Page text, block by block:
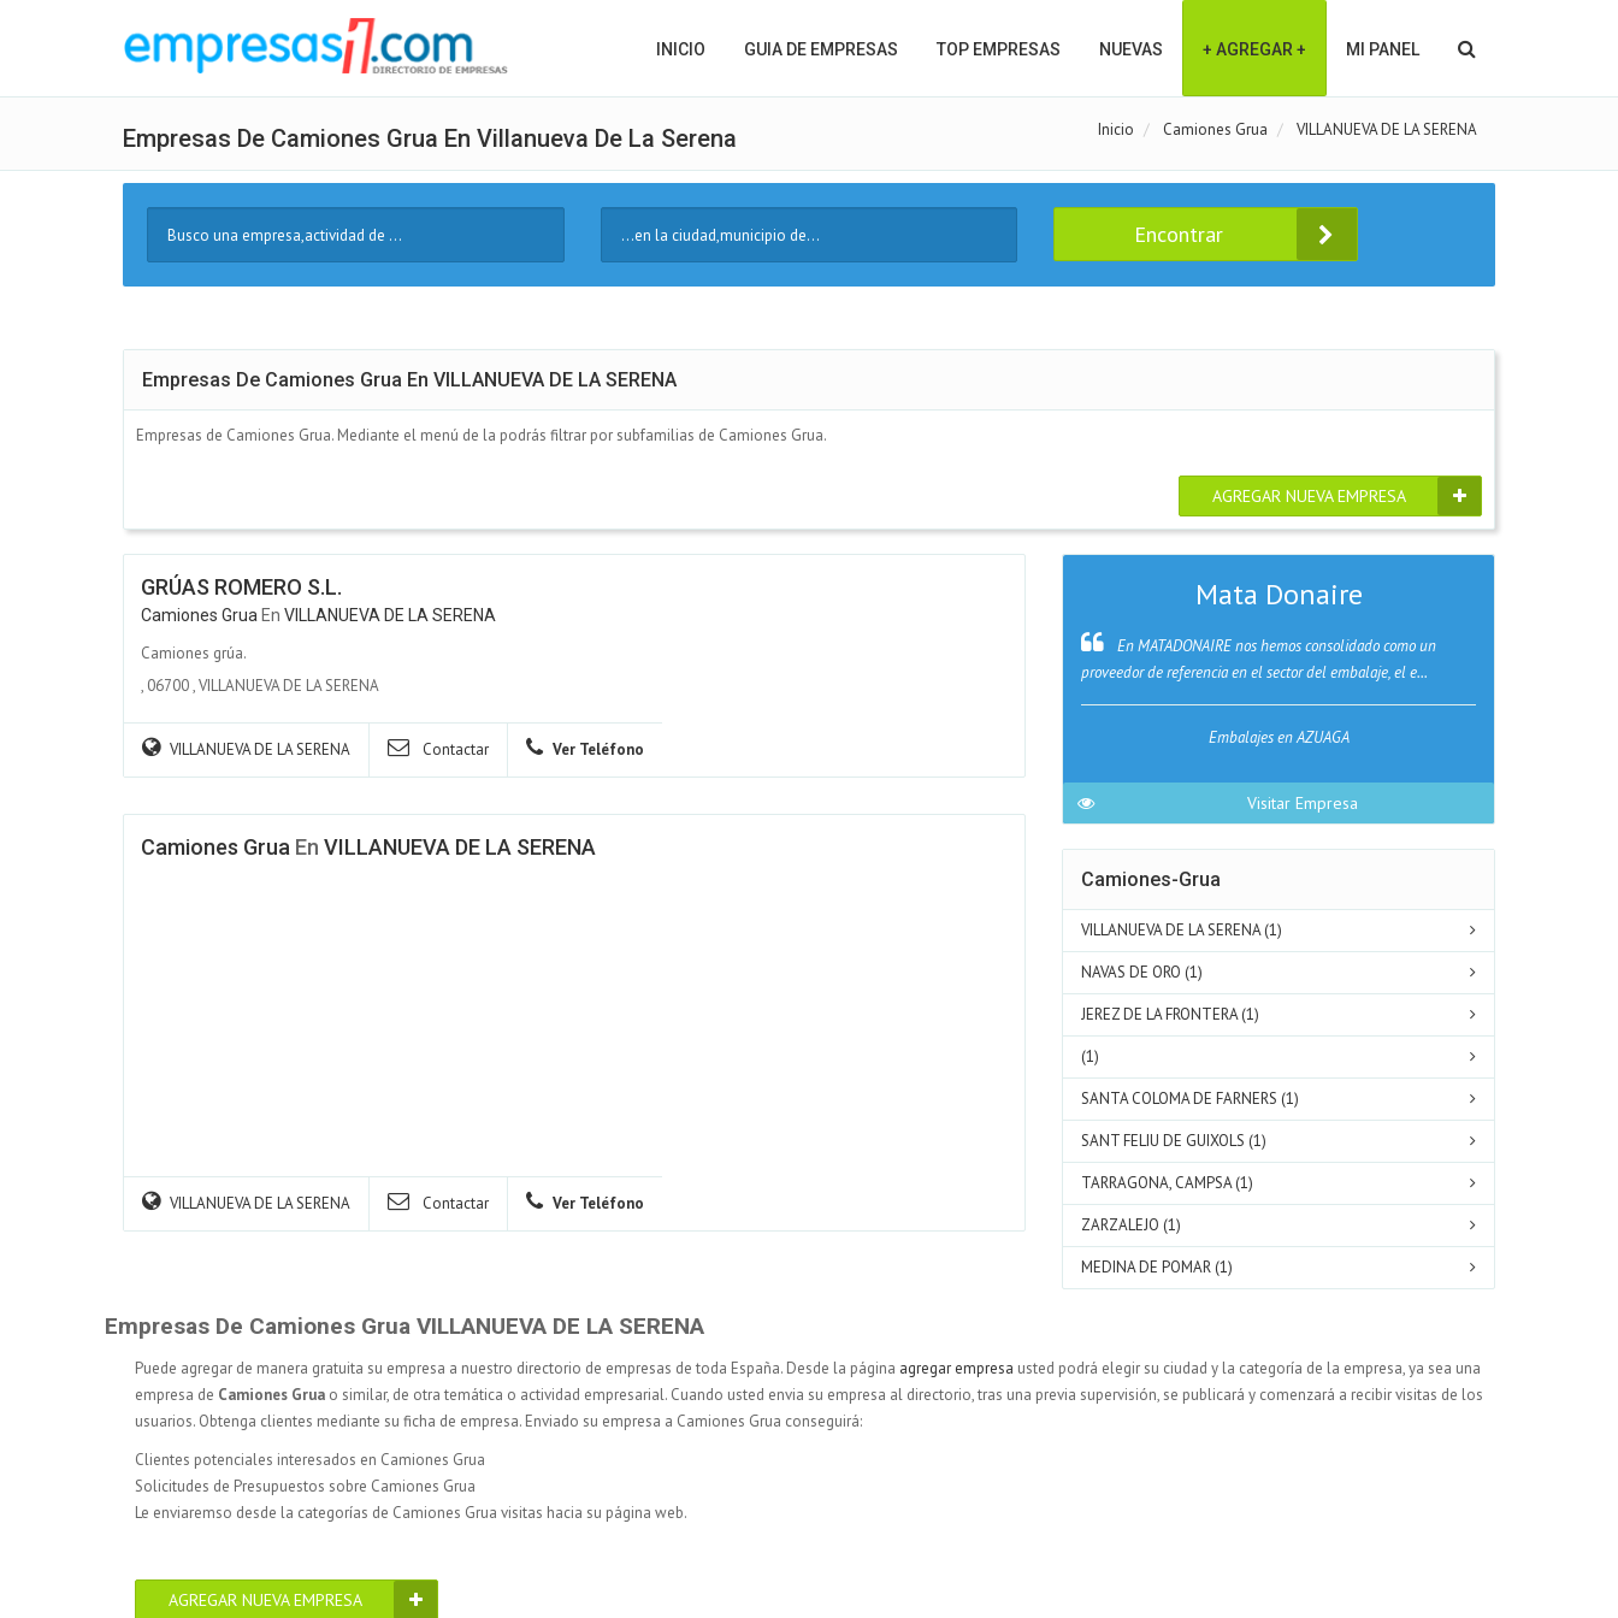
INICIO GUIA DE EMPRESAS TOP EMPRESAS NUEVAS + AGREGAR + MI PANEL
Empresas De Camiones Grua En Villanueva De La Serena Inicio Camiones Grua VILLANUEVA DE LA SERENA
Texto
Encontrar
Empresas De Camiones Grua En VILLANUEVA DE LA SERENA
Empresas de Camiones Grua. Mediante el menú de la podrás filtrar por subfamilias de Camiones Grua.
AGREGAR NUEVA EMPRESA
GRÚAS ROMERO S.L.
Camiones Grua En VILLANUEVA DE LA SERENA
Camiones grúa.
, 06700,VILLANUEVA DE LA SERENA
VILLANUEVA DE LA SERENA Contactar Ver Teléfono
Camiones Grua En VILLANUEVA DE LA SERENA
VILLANUEVA DE LA SERENA Contactar Ver Teléfono
Mata Donaire
En MATADONAIRE nos hemos consolidado como un
proveedor de referencia en el sector del embalaje, el e...
Embalajes en AZUAGA
Visitar Empresa
Camiones-Grua
VILLANUEVA DE LA SERENA (1)
NAVAS DE ORO (1)
JEREZ DE LA FRONTERA (1)
(1)
SANTA COLOMA DE FARNERS (1)
SANT FELIU DE GUIXOLS (1)
TARRAGONA, CAMPSA (1)
ZARZALEJO (1)
MEDINA DE POMAR (1)
Empresas De Camiones Grua VILLANUEVA DE LA SERENA
Puede agregar de manera gratuita su empresa a nuestro directorio de empresas de toda España. Desde la página agregar empresa usted podrá elegir su ciudad y la categoría de la empresa, ya sea una
empresa de Camiones Grua o similar, de otra temática o actividad empresarial. Cuando usted envia su empresa al directorio, tras una previa supervisión, se publicará y comenzará a recibir visitas de los
usuarios. Obtenga clientes mediante su ficha de empresa. Enviado su empresa a Camiones Grua conseguirá:
Clientes potenciales interesados en Camiones Grua
Solicitudes de Presupuestos sobre Camiones Grua
Le enviaremso desde la categorías de Camiones Grua visitas hacia su página web.
AGREGAR NUEVA EMPRESA